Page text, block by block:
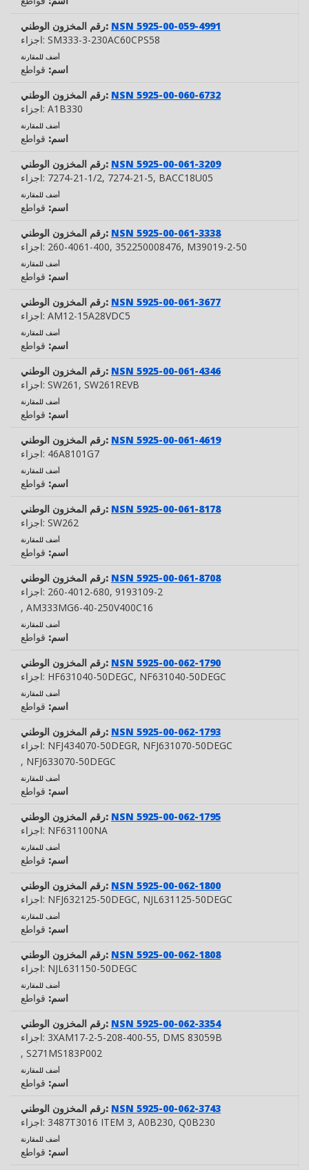
رقم المخزون الوطني: NSN 5925-00-059-4991
اجزاء: SM333-3-230AC60CPS58
أضف للمقارنة
اسم: قواطع
رقم المخزون الوطني: NSN 5925-00-060-6732
اجزاء: A1B330
أضف للمقارنة
اسم: قواطع
رقم المخزون الوطني: NSN 5925-00-061-3209
اجزاء: 7274-21-1/2, 7274-21-5, BACC18U05
أضف للمقارنة
اسم: قواطع
رقم المخزون الوطني: NSN 5925-00-061-3338
اجزاء: 260-4061-400, 352250008476, M39019-2-50
أضف للمقارنة
اسم: قواطع
رقم المخزون الوطني: NSN 5925-00-061-3677
اجزاء: AM12-15A28VDC5
أضف للمقارنة
اسم: قواطع
رقم المخزون الوطني: NSN 5925-00-061-4346
اجزاء: SW261 , SW261REVB
أضف للمقارنة
اسم: قواطع
رقم المخزون الوطني: NSN 5925-00-061-4619
اجزاء: 46A8101G7
أضف للمقارنة
اسم: قواطع
رقم المخزون الوطني: NSN 5925-00-061-8178
اجزاء: SW262
أضف للمقارنة
اسم: قواطع
رقم المخزون الوطني: NSN 5925-00-061-8708
اجزاء: 260-4012-680, 9193109-2
, AM333MG6-40-250V400C16
أضف للمقارنة
اسم: قواطع
رقم المخزون الوطني: NSN 5925-00-062-1790
اجزاء: HF631040-50DEGC, NF631040-50DEGC
أضف للمقارنة
اسم: قواطع
رقم المخزون الوطني: NSN 5925-00-062-1793
اجزاء: NFJ434070-50DEGR, NFJ631070-50DEGC
, NFJ633070-50DEGC
أضف للمقارنة
اسم: قواطع
رقم المخزون الوطني: NSN 5925-00-062-1795
اجزاء: NF631100NA
أضف للمقارنة
اسم: قواطع
رقم المخزون الوطني: NSN 5925-00-062-1800
اجزاء: NFJ632125-50DEGC, NJL631125-50DEGC
أضف للمقارنة
اسم: قواطع
رقم المخزون الوطني: NSN 5925-00-062-1808
اجزاء: NJL631150-50DEGC
أضف للمقارنة
اسم: قواطع
رقم المخزون الوطني: NSN 5925-00-062-3354
اجزاء: 3XAM17-2-5-208-400-55, DMS 83059B
, S271MS183P002
أضف للمقارنة
اسم: قواطع
رقم المخزون الوطني: NSN 5925-00-062-3743
اجزاء: 3487T3016 ITEM 3, A0B230, Q0B230
أضف للمقارنة
اسم: قواطع